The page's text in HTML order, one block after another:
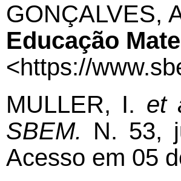
GONÇALVES,
Educação
<https://
MULLER, I. et
SBEM. N. 53,
Acesso em 05